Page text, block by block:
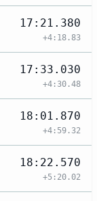
17:21.380
+4:18.83
17:33.030
+4:30.48
18:01.870
+4:59.32
18:22.570
+5:20.02